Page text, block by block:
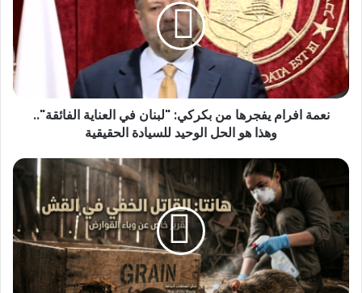
نعمة افرام يفجرها من بكركي: "لبنان في العناية الفائقة"..
وهذا هو الحل الوحيد للسيادة الحقيقية